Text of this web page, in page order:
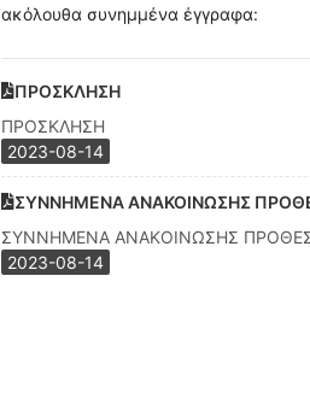
ακόλουθα συνημμένα έγγραφα:
ΠΡΟΣΚΛΗΣΗ
ΠΡΟΣΚΛΗΣΗ
2023-08-14
ΣΥΝΝΗΜΕΝΑ ΑΝΑΚΟΙΝΩΣΗΣ
ΣΥΝΝΗΜΕΝΑ ΑΝΑΚΟΙΝΩΣΗΣ
2023-08-14